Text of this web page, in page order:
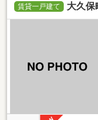
賃貸一戸建て 大久保